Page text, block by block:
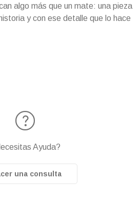
algo más que un mate: una pieza
y con ese detalle que lo hace
Ayuda?
una consulta